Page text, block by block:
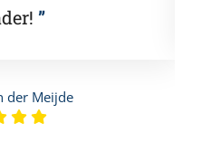
der Meijde